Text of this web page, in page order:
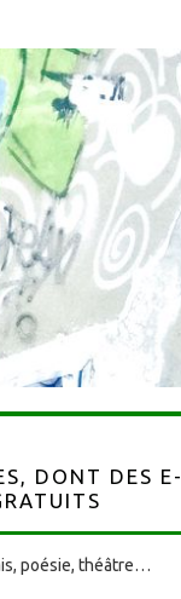
DONT DES E-
poésie, théâtre…